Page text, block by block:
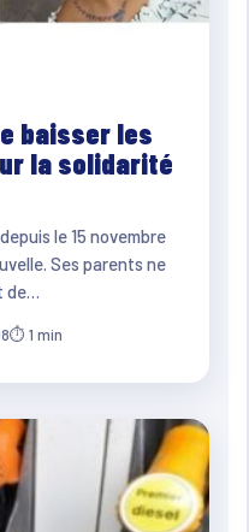
baisser les
la solidarité
le 15 novembre
Ses parents ne
⏱ 1 min